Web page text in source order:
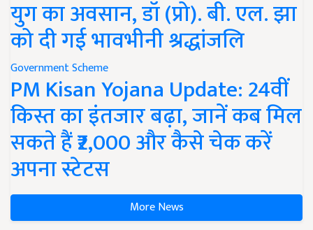
युग का अवसान, डॉ (प्रो). बी. एल. झा
को दी गई भावभीनी श्रद्धांजलि
Government Scheme
PM Kisan Yojana Update: 24वीं
किस्त का इंतजार बढ़ा, जानें कब मिल
सकते हैं ₹2,000 और कैसे चेक करें
अपना स्टेटस
More News